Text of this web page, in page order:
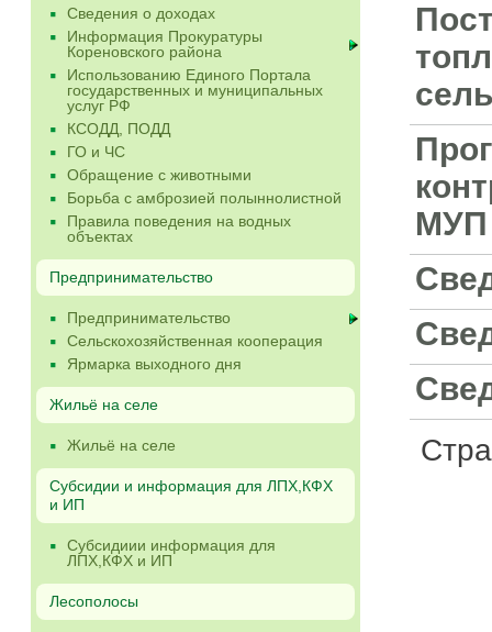
Сведения о доходах
Информация Прокуратуры
Кореновского района
Использованию Единого Портала
государственных и муниципальных
услуг РФ
КСОДД, ПОДД
ГО и ЧС
Обращение с животными
Борьба с амброзией полыннолистной
Правила поведения на водных
объектах
Предпринимательство
Предпринимательство
Сельскохозяйственная кооперация
Ярмарка выходного дня
Жильё на селе
Жильё на селе
Субсидии и информация для ЛПХ,КФХ
и ИП
Субсидиии информация для
ЛПХ,КФХ и ИП
Лесополосы
МУП